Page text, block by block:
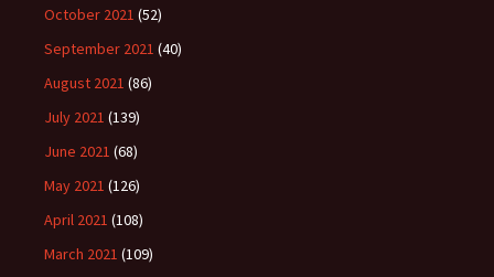
October 2021 (52)
September 2021 (40)
August 2021 (86)
July 2021 (139)
June 2021 (68)
May 2021 (126)
April 2021 (108)
March 2021 (109)